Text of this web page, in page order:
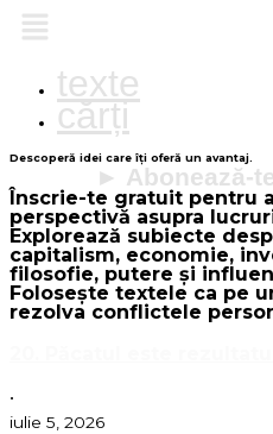
texte
cărți
Descoperă idei care îți oferă un avantaj.
► Abonează-
Înscrie-te gratuit pentru
perspectivă asupra
Explorează subiecte
capitalism, economie,
filosofie, putere și
Folosește textele ca pe
rezolva conflictele
•
iulie 5, 2026